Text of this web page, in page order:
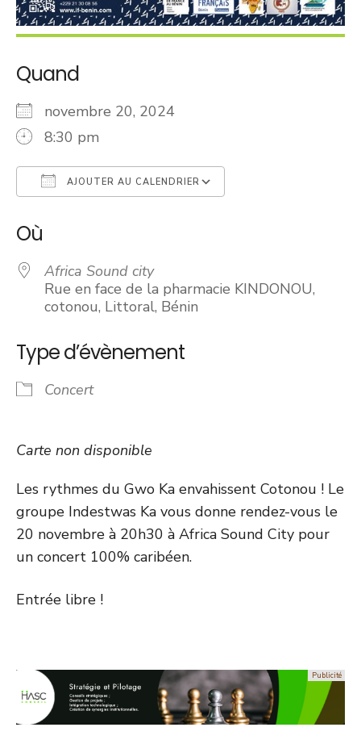
Quand
novembre 20, 2024
8:30 pm
AJOUTER AU CALENDRIER
Où
Africa Sound city
Rue en face de la pharmacie KINDONOU,
cotonou, Littoral, Bénin
Type d’évènement
Concert
Carte non disponible
Les rythmes du Gwo Ka envahissent Cotonou ! Le
groupe Indestwas Ka vous donne rendez-vous le
20 novembre à 20h30 à Africa Sound City pour
un concert 100% caribéen.
Entrée libre !